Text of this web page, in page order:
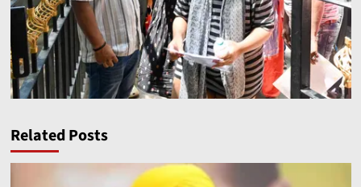
Related Posts